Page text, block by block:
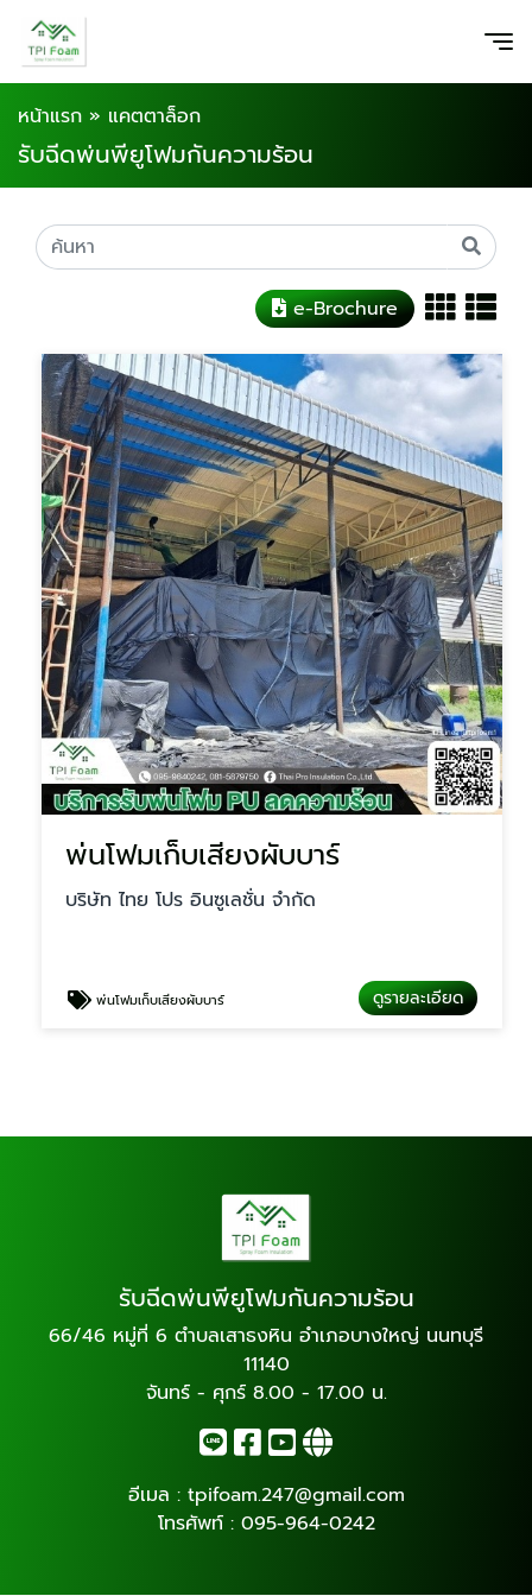
หน้าแรก » แคตตาล็อก
รับฉีดพ่นพียูโฟมกันความร้อน
e-Brochure
พ่นโฟมเก็บเสียงผับบาร์
บริษัท ไทย โปร อินซูเลชั่น จำกัด
พ่นโฟมเก็บเสียงผับบาร์ ดูรายละเอียด
รับฉีดพ่นพียูโฟมกันความร้อน
66/46 หมู่ที่ 6 ตำบลเสาธงหิน อำเภอบางใหญ่ นนทบุรี
11140
จันทร์ - ศุกร์ 8.00 - 17.00 น.
อีเมล : tpifoam.247@gmail.com
โทรศัพท์ : 095-964-0242